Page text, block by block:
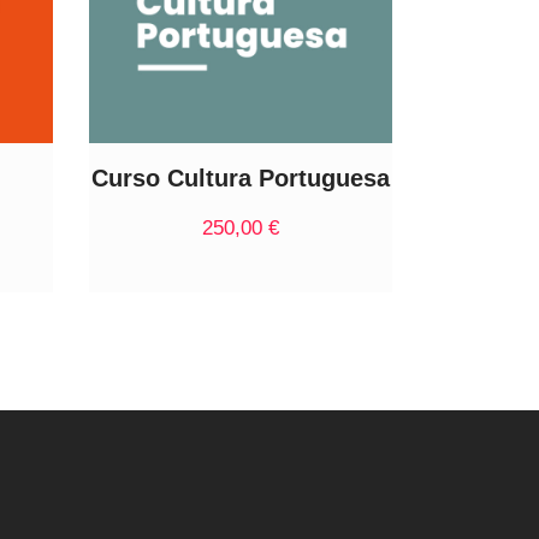
Curso Cultura Portuguesa
250,00 €